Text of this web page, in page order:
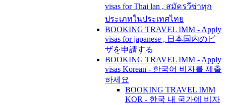
visas for Thai lan , สมัครวีซ่าทุก
ประเภทในประเทศไทย
BOOKING TRAVEL IMM - Apply
visas for japanese , 日本国内のビ
ザを申請する
BOOKING TRAVEL IMM - Apply
visas Korean - 한국어 비자를 제출
하세요
BOOKING TRAVEL IMM
KOR - 한국 내 국가에 비자